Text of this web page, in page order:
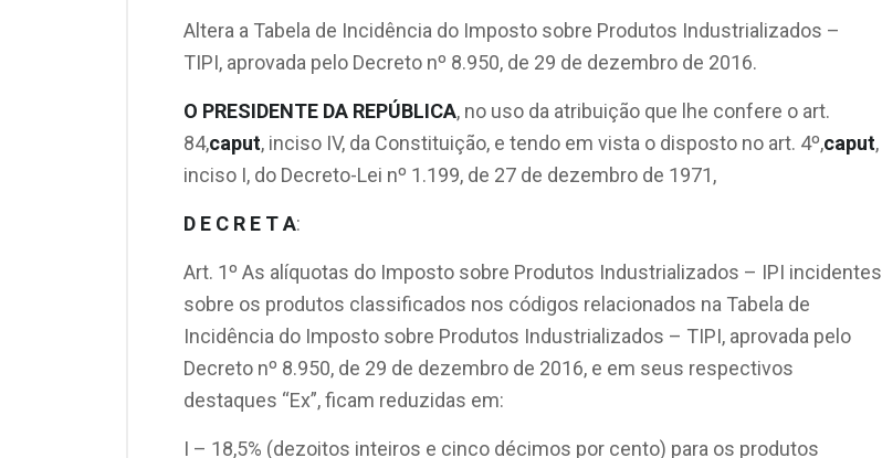
Altera a Tabela de Incidência do Imposto sobre Produtos Industrializados –
TIPI, aprovada pelo Decreto nº 8.950, de 29 de dezembro de 2016.
O PRESIDENTE DA REPÚBLICA, no uso da atribuição que lhe confere o art.
84,caput, inciso IV, da Constituição, e tendo em vista o disposto no art. 4º,caput,
inciso I, do Decreto-Lei nº 1.199, de 27 de dezembro de 1971,
D E C R E T A:
Art. 1º As alíquotas do Imposto sobre Produtos Industrializados – IPI incidentes
sobre os produtos classificados nos códigos relacionados na Tabela de
Incidência do Imposto sobre Produtos Industrializados – TIPI, aprovada pelo
Decreto nº 8.950, de 29 de dezembro de 2016, e em seus respectivos
destaques “Ex”, ficam reduzidas em:
I – 18,5% (dezoitos inteiros e cinco décimos por cento) para os produtos